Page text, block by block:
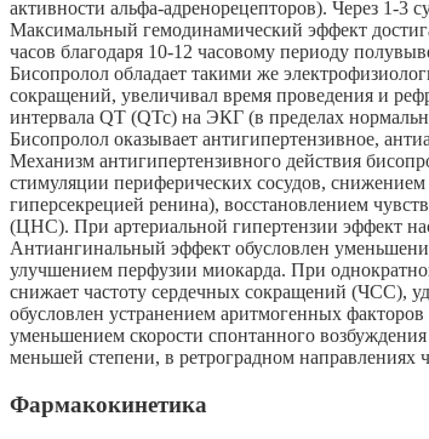
активности альфа-адренорецепторов). Через 1-
Максимальный гемодинамический эффект
часов благодаря 10-12 часовому периоду
Бисопролол обладает такими же
сокращений, увеличивал время проведения и
интервала QT (QTc) на ЭКГ (в пределах
Бисопролол оказывает антигипертензивное,
Механизм антигипертензивного действия
стимуляции периферических сосудов,
гиперсекрецией ренина), восстановлением
(ЦНС). При артериальной гипертензии эффект
Антиангинальный эффект обусловлен
улучшением перфузии миокарда. При
снижает частоту сердечных сокращений (ЧСС),
обусловлен устранением аритмогенных
уменьшением скорости спонтанного
меньшей степени, в ретроградном направлениях
Фармакокинетика